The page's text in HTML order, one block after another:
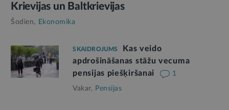
Krievijas un Baltkrievijas
Šodien, Ekonomika
SKAIDROJUMS
Kas veido
apdrošināšanas stāžu vecuma
pensijas piešķiršanai
1
Vakar, Pensijas